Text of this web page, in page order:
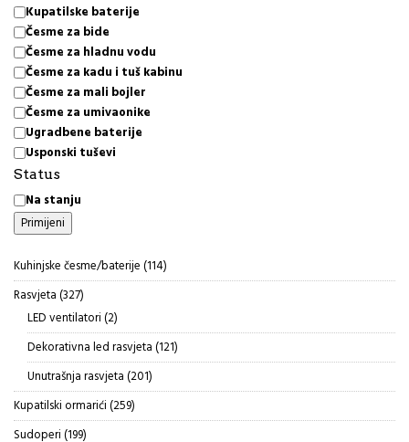
Kategorija
Kupatilske baterije
Česme za bide
Česme za hladnu vodu
Česme za kadu i tuš kabinu
Česme za mali bojler
Česme za umivaonike
Ugradbene baterije
Usponski tuševi
Status
Status
Na stanju
Primijeni
Kuhinjske česme/baterije 114114
proizvoda
Rasvjeta 327327
proizvoda
LED ventilatori 22
proizvoda
Dekorativna led rasvjeta 121121
proizvod
Unutrašnja rasvjeta 201201
proizvod
Kupatilski ormarići 259259
proizvoda
Sudoperi 199199